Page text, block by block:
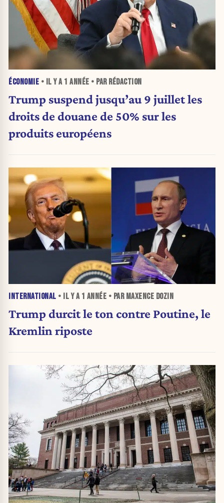
ÉCONOMIE • IL Y A 1 ANNÉE • PAR RÉDACTION
Trump suspend jusqu’au 9 juillet les
droits de douane de 50% sur les
produits européens
INTERNATIONAL • IL Y A 1 ANNÉE • PAR MAXENCE DOZIN
Trump durcit le ton contre Poutine, le
Kremlin riposte